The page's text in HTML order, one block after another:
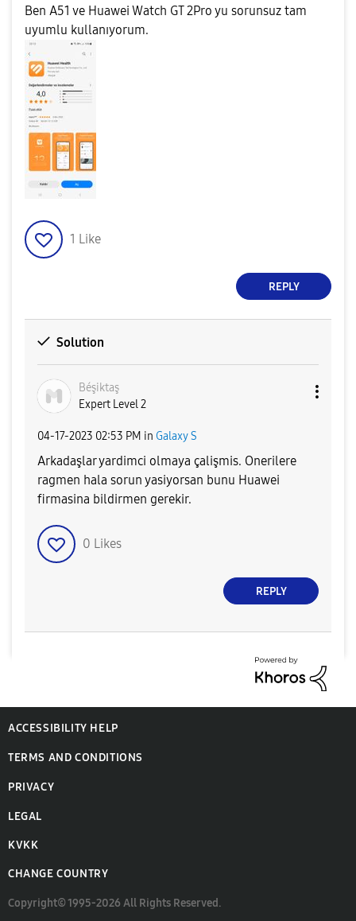
Ben A51 ve Huawei Watch GT 2Pro yu sorunsuz tam
uyumlu kullanıyorum.
1 Like
REPLY
Solution
Béşiktaş
Expert Level 2
‎04-17-2023 02:53 PM in Galaxy S
Arkadaşlar yardimci olmaya çalişmis. Onerilere
ragmen hala sorun yasiyorsan bunu Huawei
firmasina bildirmen gerekir.
0 Likes
REPLY
ACCESSIBILITY HELP
TERMS AND CONDITIONS
PRIVACY
LEGAL
KVKK
CHANGE COUNTRY
Copyright© 1995-2026 All Rights Reserved.